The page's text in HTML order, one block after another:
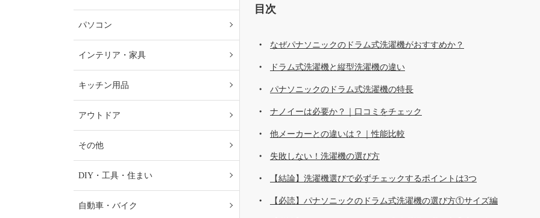
目次
なぜパナソニックのドラム式洗濯機がおすすめか？
ドラム式洗濯機と縦型洗濯機の違い
パナソニックのドラム式洗濯機の特長
ナノイーは必要か？｜口コミをチェック
他メーカーとの違いは？｜性能比較
失敗しない！洗濯機の選び方
【結論】洗濯機選びで必ずチェックするポイントは3つ
【必読】パナソニックのドラム式洗濯機の選び方①サイズ編
パソコン
インテリア・家具
キッチン用品
アウトドア
その他
DIY・工具・住まい
自動車・バイク